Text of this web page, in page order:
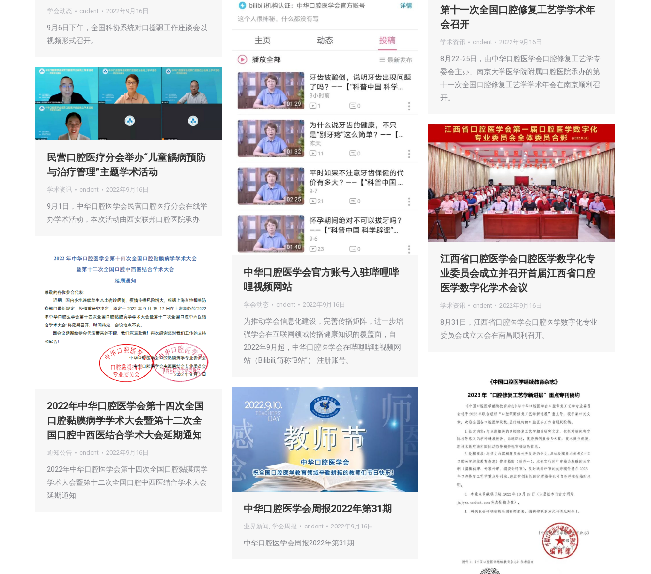
学会动态 cndent 2022年9月16日
9月6日下午，全国科协系统对口援疆工作座谈会以
视频形式召开。
中华口腔医学会官方账号入驻哔哩哔
哩视频网站
学会动态 cndent 2022年9月16日
为推动学会信息化建设，完善传播矩阵，进一步增
强学会在互联网领域传播健康知识的覆盖面，自
2022年9月起，中华口腔医学会在哔哩哔哩视频网
站（Bilibili,简称“B站”） 注册账号。
第十一次全国口腔修复工艺学学术年
会召开
学术资讯 cndent 2022年9月16日
8月22-25日，由中华口腔医学会口腔修复工艺学专
委会主办、南京大学医学院附属口腔医院承办的第
十一次全国口腔修复工艺学学术年会在南京顺利召
开。
民营口腔医疗分会举办“儿童龋病预防
与治疗管理”主题学术活动
学术资讯 cndent 2022年9月16日
9月1日，中华口腔医学会民营口腔医疗分会在线举
办学术活动，本次活动由西安联邦口腔医院承办
江西省口腔医学会口腔医学数字化专
业委员会成立并召开首届江西省口腔
医学数字化学术会议
学术资讯 cndent 2022年9月16日
8月31日，江西省口腔医学会口腔医学数字化专业
委员会成立大会在南昌顺利召开。
2022年中华口腔医学会第十四次全国
口腔黏膜病学学术大会暨第十二次全
国口腔中西医结合学术大会延期通知
通知公告 cndent 2022年9月16日
2022年中华口腔医学会第十四次全国口腔黏膜病学
学术大会暨第十二次全国口腔中西医结合学术大会
延期通知
中华口腔医学会周报2022年第31期
业界新闻 学会周报 cndent 2022年9月16日
中华口腔医学会周报2022年第31期